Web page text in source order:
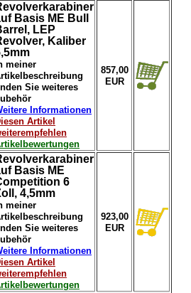
Basis ME Bull
LEP
Kaliber
meiner
Sie weiteres
Informationen
Artikel
857,00
EUR
Basis ME
6
4,5mm
meiner
Sie weiteres
Informationen
Artikel
923,00
EUR